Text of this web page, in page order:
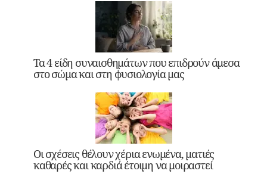
Τα 4 είδη συναισθημάτων που επιδρούν άμεσα
στο σώμα και στη φυσιολογία μας
Οι σχέσεις θέλουν χέρια ενωμένα, ματιές
καθαρές και καρδιά έτοιμη να μοιραστεί